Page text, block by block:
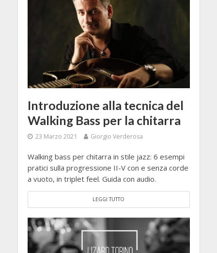
Introduzione alla tecnica del
Walking Bass per la chitarra
23 Marzo 2021 Giorgio Verderosa
Walking bass per chitarra in stile jazz: 6 esempi
pratici sulla progressione II-V con e senza corde
a vuoto, in triplet feel. Guida con audio.
LEGGI TUTTO